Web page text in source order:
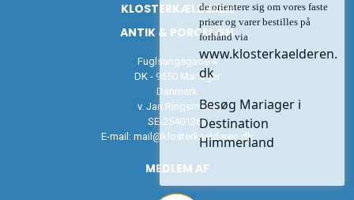
KLOSTERKÆLDEREN
ANTIK & PORCELÆN
Fuglsangsgade 4
DK - 9550 Mariager
Danmark
v. Jan Ringsmose
SE-25401263
E-mail: mail@klosterkaelderen.dk
MEDLEM AF
de orientere sig om vores faste
priser og varer bestilles på
forhånd via
www.klosterkaelderen.
dk
Besøg Mariager i
Destination
Himmerland